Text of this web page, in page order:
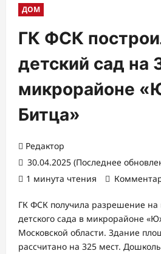
ДОМ
ГК ФСК
детский сад на
микрорайоне
Битца»
Редактор
30.04.2025 (Последнее
1 минута чтения
ГК ФСК получила разрешение на
детского сада в микрорайоне
Московской области. Здание
рассчитано на 325 мест.